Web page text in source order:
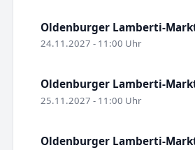
Oldenburger Lamberti-
24.11.2027 - 11:00 Uhr
Oldenburger Lamberti-
25.11.2027 - 11:00 Uhr
Oldenburger Lamberti-